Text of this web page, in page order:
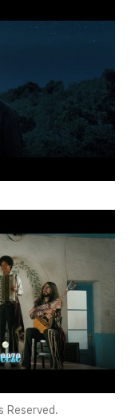
Reserved.